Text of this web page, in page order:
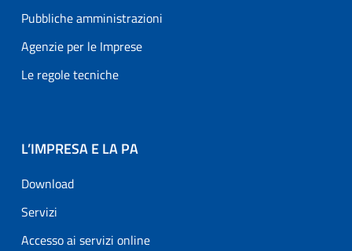
Pubbliche amministrazioni
Agenzie per le Imprese
Le regole tecniche
L’IMPRESA E LA PA
Download
Servizi
Accesso ai servizi online